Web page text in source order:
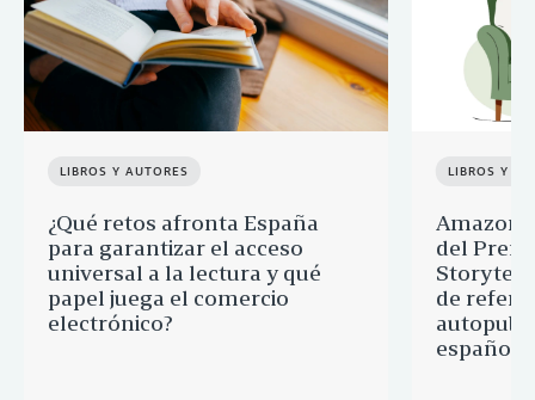
LIBROS Y AUTORES
¿Qué retos afronta España
para garantizar el acceso
universal a la lectura y qué
papel juega el comercio
electrónico?
LIBROS Y
Amazon
del
de
española